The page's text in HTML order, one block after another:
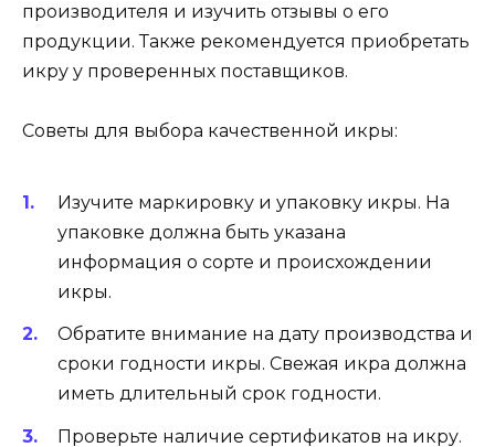
производителя и изучить отзывы о его
продукции. Также рекомендуется приобретать
икру у проверенных поставщиков.
Советы для выбора качественной икры:
Изучите маркировку и упаковку икры. На
упаковке должна быть указана
информация о сорте и происхождении
икры.
Обратите внимание на дату производства и
сроки годности икры. Свежая икра должна
иметь длительный срок годности.
Проверьте наличие сертификатов на икру.